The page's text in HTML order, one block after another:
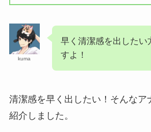
kuma
早く清潔感を出したい
すよ！
清潔感を早く出したい！そんなア
紹介しました。